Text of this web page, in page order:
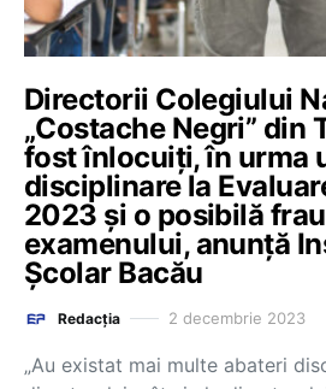
Directorii Colegiului
„Costache Negri” din
fost înlocuiți, în urma
disciplinare la
2023 și o posibilă
examenului, anunță
Școlar Bacău
Redacția 2 decembrie 2023
„Au existat mai multe abateri